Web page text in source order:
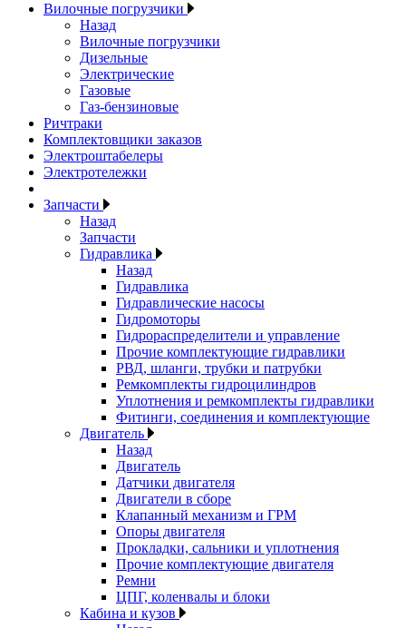
Вилочные погрузчики
Назад
Вилочные погрузчики
Дизельные
Электрические
Газовые
Газ-бензиновые
Ричтраки
Комплектовщики заказов
Электроштабелеры
Электротележки
Запчасти
Назад
Запчасти
Гидравлика
Назад
Гидравлика
Гидравлические насосы
Гидромоторы
Гидрораспределители и управление
Прочие комплектующие гидравлики
РВД, шланги, трубки и патрубки
Ремкомплекты гидроцилиндров
Уплотнения и ремкомплекты гидравлики
Фитинги, соединения и комплектующие
Двигатель
Назад
Двигатель
Датчики двигателя
Двигатели в сборе
Клапанный механизм и ГРМ
Опоры двигателя
Прокладки, сальники и уплотнения
Прочие комплектующие двигателя
Ремни
ЦПГ, коленвалы и блоки
Кабина и кузов